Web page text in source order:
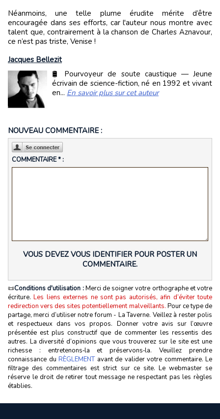
Néanmoins, une telle plume érudite mérite d’être
encouragée dans ses efforts, car l'auteur nous montre avec
talent que, contrairement à la chanson de Charles Aznavour,
ce n’est pas triste, Venise !
Jacques Bellezit
🛢️ Pourvoyeur de soute caustique — Jeune
écrivain de science-fiction, né en 1992 et vivant
en... En savoir plus sur cet auteur
NOUVEAU COMMENTAIRE :
COMMENTAIRE * :
VOUS DEVEZ VOUS IDENTIFIER POUR POSTER UN
COMMENTAIRE.
📜Conditions d'utilisation :Merci de soigner votre orthographe et votre
écriture.Les liens externes ne sont pas autorisés, afin d’éviter toute
redirection vers des sites potentiellement malveillants. Pour ce type de
partage, merci d’utiliser notre forum - La Taverne. Veillez à rester polis
et respectueux dans vos propos. Donner votre avis sur l’œuvre
présentée est plus constructif que de commenter les ressentis des
autres. La diversité d’opinions que vous trouverez sur le site est une
richesse : entretenons‑la et préservons‑la. Veuillez prendre
connaissance du RÈGLEMENTavant de valider votre commentaire. Le
filtrage des commentaires est strict sur ce site. Le webmaster se
réserve le droit de retirer tout message ne respectant pas les règles
établies.